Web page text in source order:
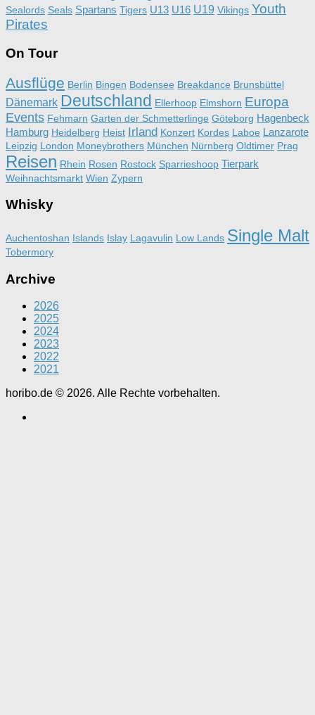
Sealords Seals Spartans Tigers U13 U16 U19 Vikings Youth
Pirates
On Tour
Ausflüge Berlin Bingen Bodensee Breakdance Brunsbüttel
Dänemark Deutschland Ellerhoop Elmshorn Europa
Events Fehmarn Garten der Schmetterlinge Göteborg Hagenbeck
Hamburg Heidelberg Heist Irland Konzert Kordes Laboe Lanzarote
Leipzig London Moneybrothers München Nürnberg Oldtimer Prag
Reisen Rhein Rosen Rostock Sparrieshoop Tierpark
Weihnachtsmarkt Wien Zypern
Whisky
Auchentoshan Islands Islay Lagavulin Low Lands Single Malt
Tobermory
Archive
2026
2025
2024
2023
2022
2021
horibo.de © 2026. Alle Rechte vorbehalten.